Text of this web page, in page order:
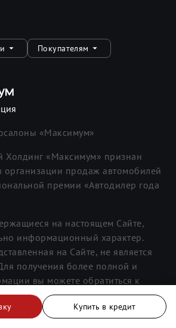
Купить в кредит
Покупателям
«Максимум»
Холдинг «Максимум» признан
продаж автомобилей
премии «Автодилер года
на настоящем Сайте,
информационный характер.
на Сайте, не является
получения более полной и
вы можете обратиться к
о ценах не является